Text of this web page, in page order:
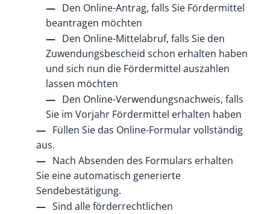
Den Online-Antrag, falls Sie Fördermittel
beantragen möchten
Den Online-Mittelabruf, falls Sie den
Zuwendungsbescheid schon erhalten haben
und sich nun die Fördermittel auszahlen
lassen möchten
Den Online-Verwendungsnachweis, falls
Sie im Vorjahr Fördermittel erhalten haben
Füllen Sie das Online-Formular vollständig
aus.
Nach Absenden des Formulars erhalten
Sie eine automatisch generierte
Sendebestätigung.
Sind alle förderrechtlichen